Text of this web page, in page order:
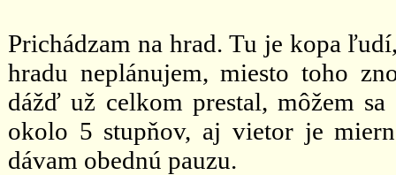
Prichádzam na hrad. Tu je kopa
hradu neplánujem, miesto toho
dážď už celkom prestal, môžem
okolo 5 stupňov, aj vietor je
dávam obednú pauzu.